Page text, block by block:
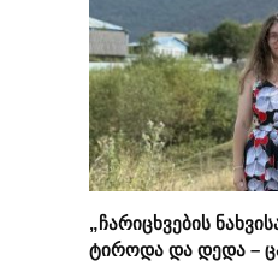
„ჩარიცხვების
ტიროდა და დედა –